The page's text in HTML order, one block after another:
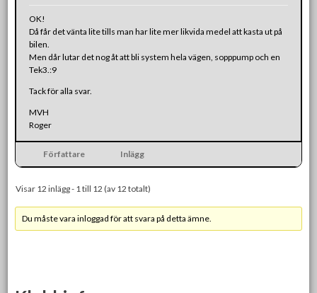
OK!
Då får det vänta lite tills man har lite mer likvida medel att kasta ut på
bilen.
Men dår lutar det nog åt att bli system hela vägen, sopppump och en
Tek3.:9
Tack för alla svar.
MVH
Roger
Författare Inlägg
Visar 12 inlägg - 1 till 12 (av 12 totalt)
Du måste vara inloggad för att svara på detta ämne.